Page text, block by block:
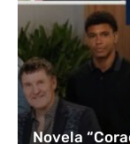
Novela